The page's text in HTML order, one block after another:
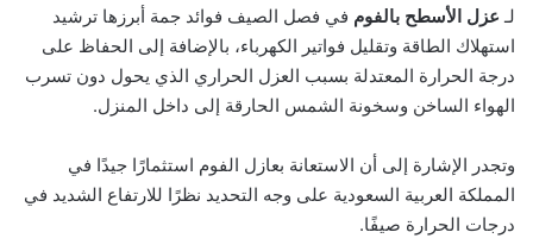
لـ عزل الأسطح بالفوم في فصل الصيف فوائد جمة أبرزها ترشيد
استهلاك الطاقة وتقليل فواتير الكهرباء، بالإضافة إلى الحفاظ على
درجة الحرارة المعتدلة بسبب العزل الحراري الذي يحول دون تسرب
الهواء الساخن وسخونة الشمس الحارقة إلى داخل المنزل.
وتجدر الإشارة إلى أن الاستعانة بعازل الفوم استثمارًا جيدًا في
المملكة العربية السعودية على وجه التحديد نظرًا للارتفاع الشديد في
درجات الحرارة صيفًا.